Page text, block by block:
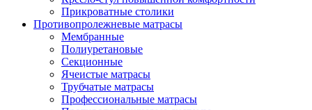
Прикроватные столики
Противопролежневые матрасы
Мембранные
Полиуретановые
Секционные
Ячеистые матрасы
Трубчатые матрасы
Профессиональные матрасы